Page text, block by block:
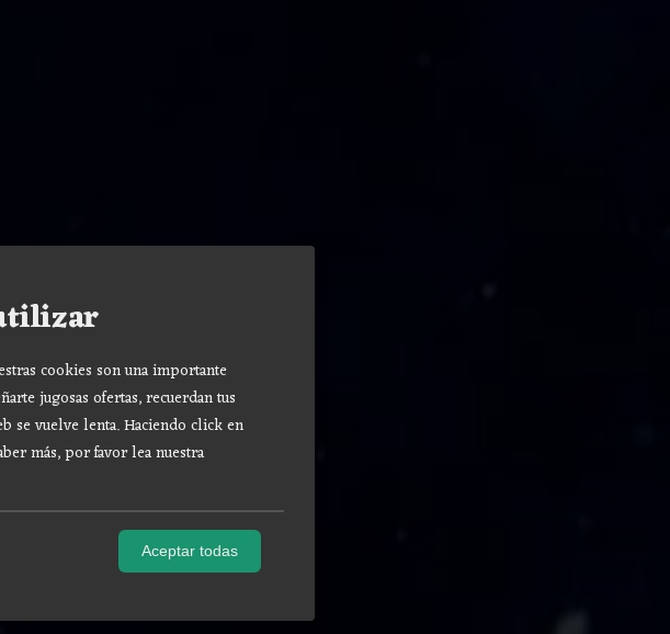
cookies son una importante
jugosas ofertas, recuerdan tus
se vuelve lenta. Haciendo click en
más, por favor lea nuestra
Aceptar todas